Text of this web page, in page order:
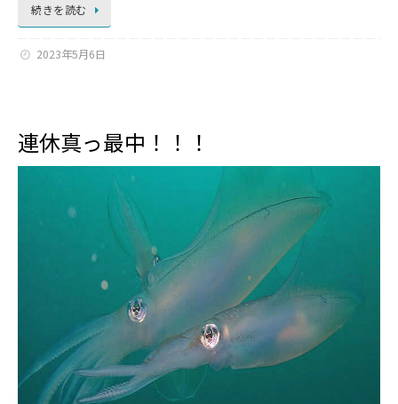
続きを読む
2023年5月6日
連休真っ最中！！！